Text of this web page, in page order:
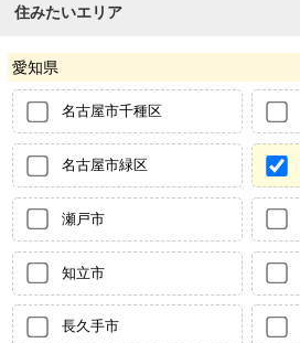
住みたいエリア
愛知県
名古屋市千種区
名古屋市緑区
瀬戸市
知立市
長久手市